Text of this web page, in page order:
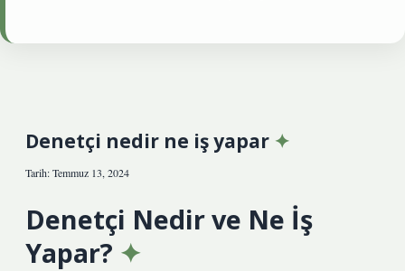
Denetçi nedir ne iş yapar
Tarih: Temmuz 13, 2024
Denetçi Nedir ve Ne İş
Yapar?